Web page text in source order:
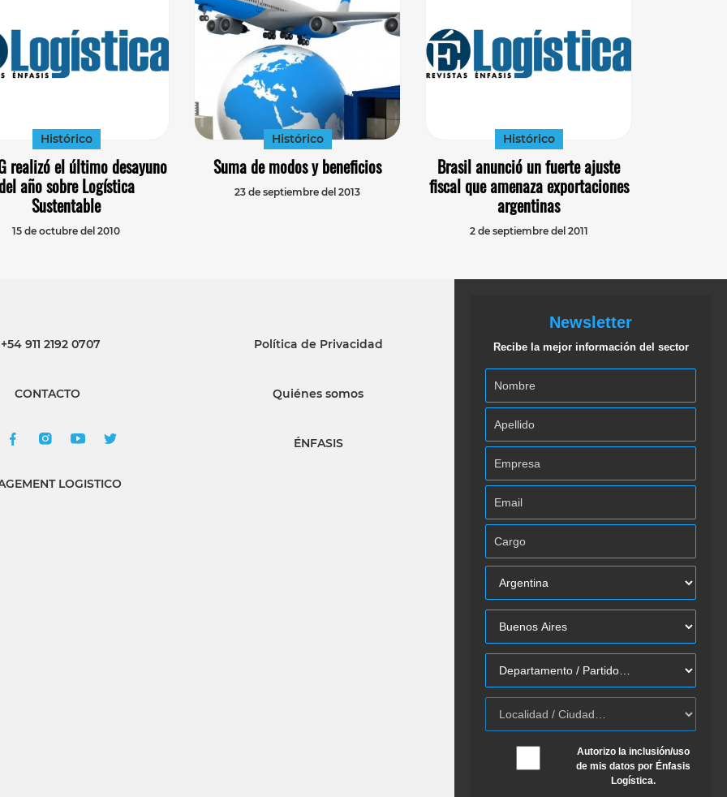
Histórico
realizó el último desayuno
año sobre Logística
Sustentable
15 de octubre del 2010
Histórico
Suma de modos y beneficios
23 de septiembre del 2013
Histórico
Brasil anunció un fuerte ajuste
fiscal que amenaza exportaciones
argentinas
2 de septiembre del 2011
911 2192 0707
CONTACTO
LOGISTICO
Política de Privacidad
Quiénes somos
ÉNFASIS
Newsletter
Recibe la mejor información del sector
Autorizo la inclusión/uso
de mis datos por Énfasis
Logística.